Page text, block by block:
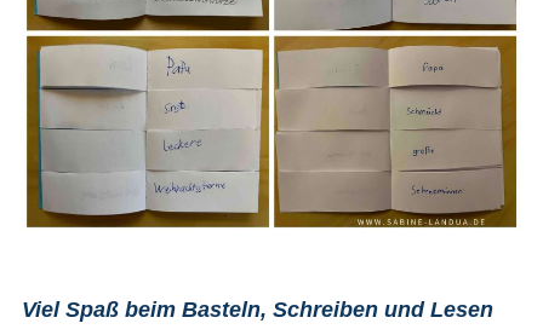
Viel Spaß beim Basteln, Schreiben und Lesen